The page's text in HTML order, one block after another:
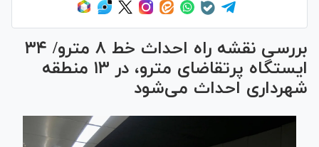
بررسی نقشه راه احداث خط ۸ مترو/ ۳۴
ایستگاه پرتقاضای مترو، در ۱۳ منطقه
شهرداری احداث می‌شود